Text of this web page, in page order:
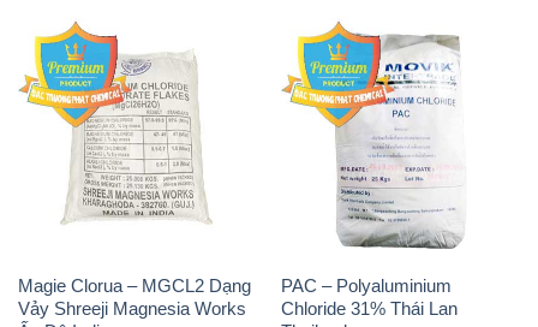
Magie Clorua – MGCL2 Dạng
Vảy Shreeji Magnesia Works
PAC – Polyaluminium
Chloride 31% Thái Lan